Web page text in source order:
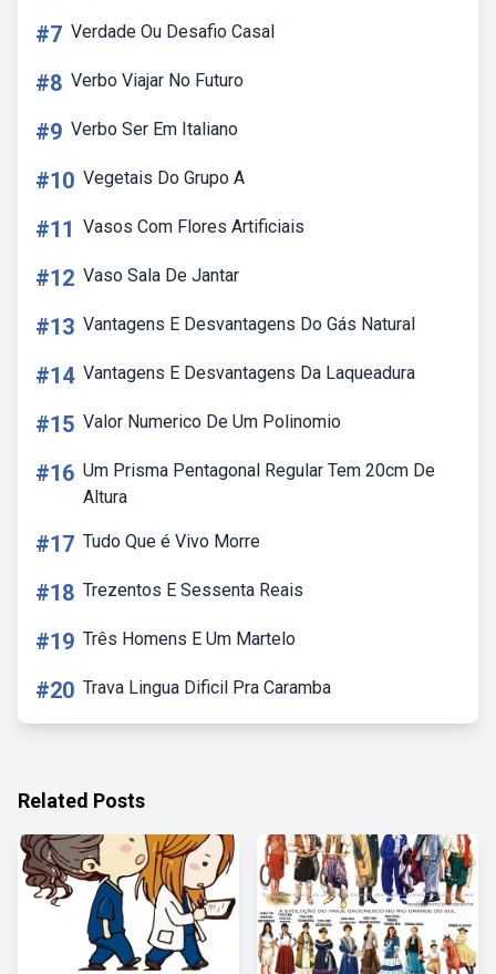
#7 Verdade Ou Desafio Casal
#8 Verbo Viajar No Futuro
#9 Verbo Ser Em Italiano
#10 Vegetais Do Grupo A
#11 Vasos Com Flores Artificiais
#12 Vaso Sala De Jantar
#13 Vantagens E Desvantagens Do Gás Natural
#14 Vantagens E Desvantagens Da Laqueadura
#15 Valor Numerico De Um Polinomio
#16 Um Prisma Pentagonal Regular Tem 20cm De
Altura
#17 Tudo Que é Vivo Morre
#18 Trezentos E Sessenta Reais
#19 Três Homens E Um Martelo
#20 Trava Lingua Dificil Pra Caramba
Related Posts